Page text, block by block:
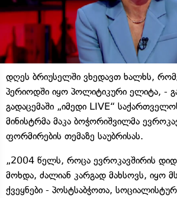
დღეს ბრიუსელში ვხედავთ ხალხს,
პერიოდში იყო პოლიტიკური ელიტა, -
გადაცემაში „იმედი LIVE“
მინისტრმა მაკა ბოჭორიშვილმა
ფორმირების თემაზე საუბრისას.
„2004 წელს, როცა ევროკავშირის
მოხდა, ძალიან კარგად მახსოვს, იყო
ქვეყნები - პოსტსაბჭოთა,